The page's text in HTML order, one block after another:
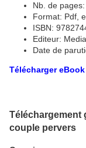
Nb. de
Format: Pdf,
ISBN:
Editeur:
Date de
Télécharger
Téléchargement
couple pervers